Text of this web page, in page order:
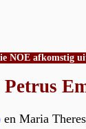
NOE afkomstig
en Maria